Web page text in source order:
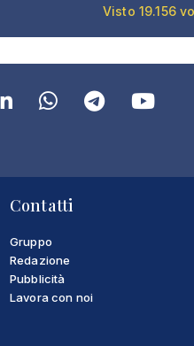
Visto 19.156
Contatti
Gruppo
Redazione
Pubblicità
Lavora con noi